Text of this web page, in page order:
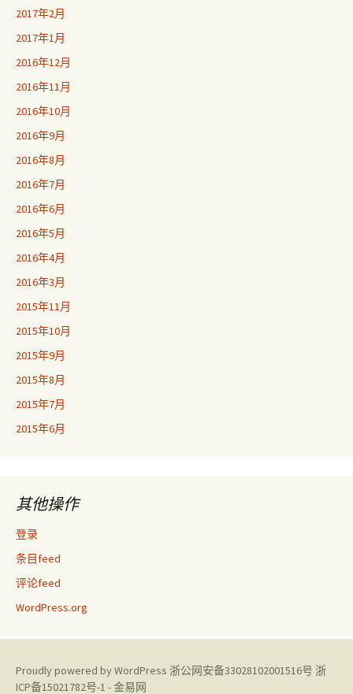
2017年2月
2017年1月
2016年12月
2016年11月
2016年10月
2016年9月
2016年8月
2016年7月
2016年6月
2016年5月
2016年4月
2016年3月
2015年11月
2015年10月
2015年9月
2015年8月
2015年7月
2015年6月
其他操作
登录
条目feed
评论feed
WordPress.org
Proudly powered by WordPress 浙公网安备33028102001516号 浙
ICP备15021782号-1 - 金易网